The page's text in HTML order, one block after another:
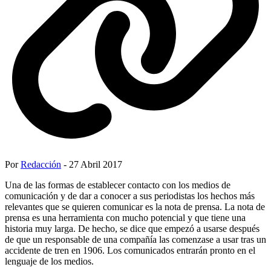
PorRedacción - 27 Abril 2017
Una de las formas de establecer contacto con los medios de
comunicación y de dar a conocer a sus periodistas los hechos más
relevantes que se quieren comunicar es la nota de prensa. La nota de
prensa es una herramienta con mucho potencial y que tiene una
historia muy larga. De hecho, se dice que empezó a usarse después
de que un responsable de una compañía las comenzase a usar tras un
accidente de tren en 1906. Los comunicados entrarán pronto en el
lenguaje de los medios.